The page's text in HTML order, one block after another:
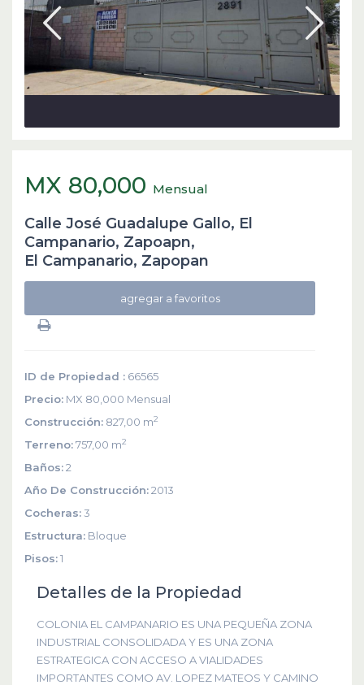
MX 80,000 Mensual
Calle José Guadalupe Gallo, El
Campanario, Zapoapn,
El Campanario, Zapopan
agregar a favoritos
ID de Propiedad : 66565
Precio: MX 80,000 Mensual
Construcción: 827,00 m2
Terreno:757,00 m2
Baños:2
Año De Construcción:2013
Cocheras:3
Estructura: Bloque
Pisos:1
Detalles de la Propiedad
COLONIA EL CAMPANARIO ES UNA PEQUEÑA ZONA
INDUSTRIAL CONSOLIDADA Y ES UNA ZONA
ESTRATEGICA CON ACCESO A VIALIDADES
IMPORTANTES COMO AV. LOPEZ MATEOS Y CAMINO